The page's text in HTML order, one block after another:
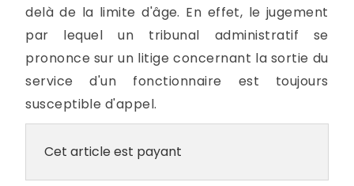
delà de la limite d'âge. En effet, le jugement
par lequel un tribunal administratif se
prononce sur un litige concernant la sortie du
service d'un fonctionnaire est toujours
susceptible d'appel.
Cet article est payant